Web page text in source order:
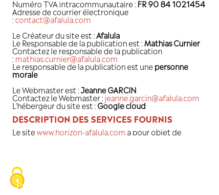
Statut du propriétaire :societe
Préfixe :SAS
Nom de la Société :AFALULA (Agence
développement d'AlUla)
Adresse :82, RUE DE COURCELLES
Tél :+33 (0)1 44 55 08 15
Au Capital de :
SIRET :841 021 454 00019
454
Numéro TVA intracommunautaire :
Adresse de courrier électronique
:contact@afalula.com
Le Responsable de la publication est :
Contactez le responsable de la
:mathias.curnier@afalula.com